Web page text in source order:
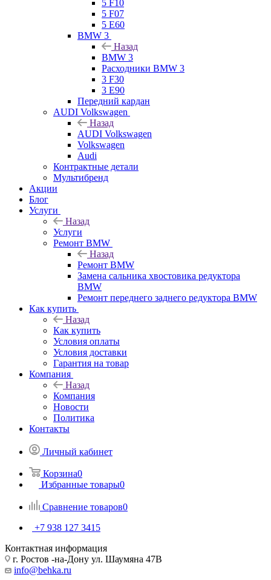
5 F10
5 F07
5 E60
BMW 3
Назад
BMW 3
Расходники BMW 3
3 F30
3 E90
Передний кардан
AUDI Volkswagen
Назад
AUDI Volkswagen
Volkswagen
Audi
Контрактные детали
Мультибренд
Акции
Блог
Услуги
Назад
Услуги
Ремонт BMW
Назад
Ремонт BMW
Замена сальника хвостовика редуктора
BMW
Ремонт переднего заднего редуктора BMW
Как купить
Назад
Как купить
Условия оплаты
Условия доставки
Гарантия на товар
Компания
Назад
Компания
Новости
Политика
Контакты
Личный кабинет
Корзина0
Избранные товары0
Сравнение товаров0
+7 938 127 3415
Контактная информация
г. Ростов -на-Дону ул. Шаумяна 47В
info@behka.ru